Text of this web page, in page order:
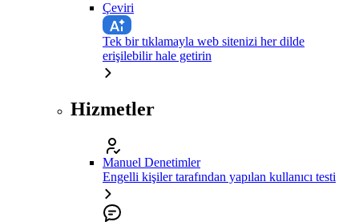
Çeviri
Tek bir tıklamayla web sitenizi her dilde
erişilebilir hale getirin
Hizmetler
Manuel Denetimler
Engelli kişiler tarafından yapılan kullanıcı testi